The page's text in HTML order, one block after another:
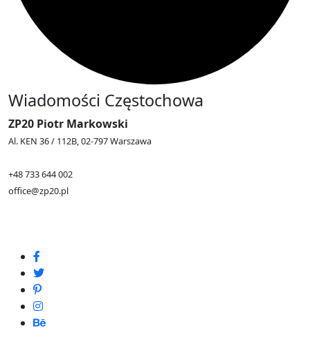
Wiadomości Częstochowa
ZP20 Piotr Markowski
Al. KEN 36 / 112B, 02-797 Warszawa
+48 733 644 002
office@zp20.pl